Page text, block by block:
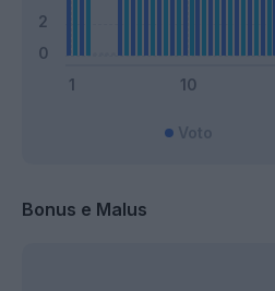
Bonus e Malus